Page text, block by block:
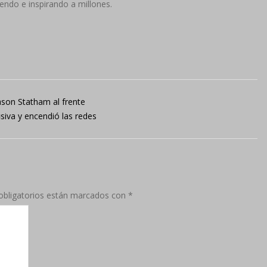
e inspirando a millones.
Statham al frente
y encendió las redes
están marcados con *